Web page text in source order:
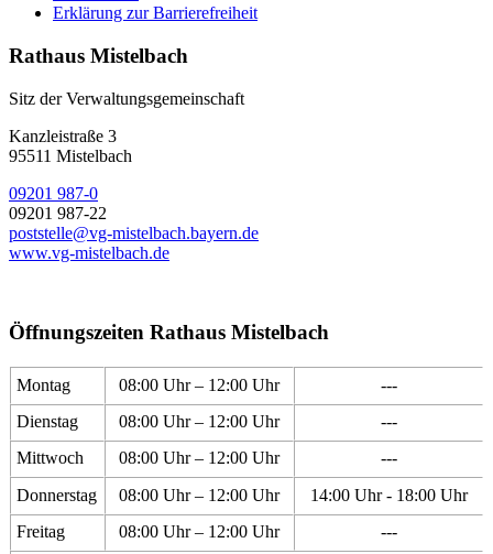
Erklärung zur Barrierefreiheit
Rathaus Mistelbach
Sitz der Verwaltungsgemeinschaft
Kanzleistraße 3
95511 Mistelbach
09201 987-0
09201 987-22
poststelle@vg-mistelbach.bayern.de
www.vg-mistelbach.de
Öffnungszeiten Rathaus Mistelbach
Montag 08:00 Uhr – 12:00 Uhr
---
Dienstag
08:00 Uhr – 12:00 Uhr
---
Mittwoch
08:00 Uhr – 12:00 Uhr
---
Donnerstag
08:00 Uhr – 12:00 Uhr
14:00 Uhr - 18:00 Uhr
Freitag
08:00 Uhr – 12:00 Uhr
---